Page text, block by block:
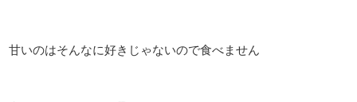
甘いのはそんなに好きじゃないので食べません